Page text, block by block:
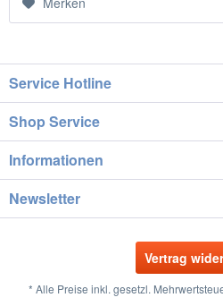
Service Hotline
Shop Service
Informationen
Newsletter
Vertrag
* Alle Preise inkl. gesetzl.